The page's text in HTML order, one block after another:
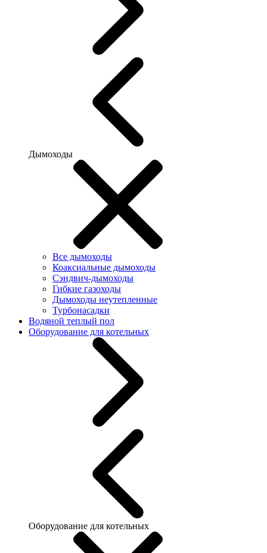
Дымоходы
Все дымоходы
Коаксиальные дымоходы
Сэндвич-дымоходы
Гибкие газоходы
Дымоходы неутепленные
Турбонасадки
Водяной теплый пол
Оборудование для котельных
Оборудование для котельных